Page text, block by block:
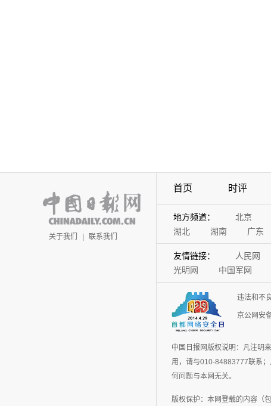
关于我们 | 联系我们
首页 时评
地方频道： 北京
湖北
湖南 广东
友情链接： 人民网
光明网
中国军网
违法和不
京公网安
中国日报网版权说明：凡注明
用，请与010-84883777联系
何问题与本网无关。
版权保护：本网登载的内容（